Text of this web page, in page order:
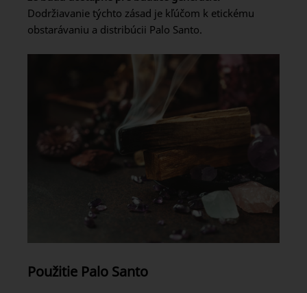
Dodržiavanie týchto zásad je kľúčom k etickému
obstarávaniu a distribúcii Palo Santo.
Použitie Palo Santo